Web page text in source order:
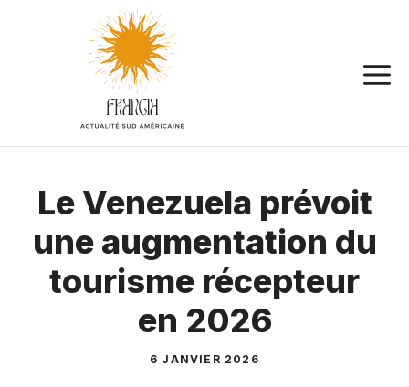
Le Venezuela prévoit
une augmentation du
tourisme récepteur
en 2026
6 JANVIER 2026